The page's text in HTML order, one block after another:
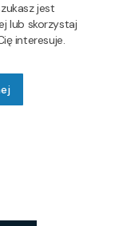
jest
lub skorzystaj
interesuje.